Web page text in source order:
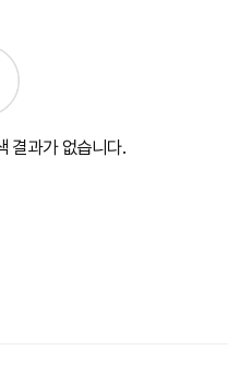
결과가 없습니다.